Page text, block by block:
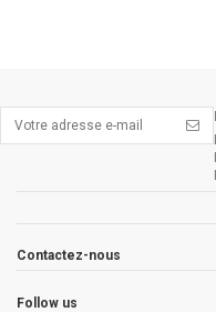
Contactez-nous
Follow us